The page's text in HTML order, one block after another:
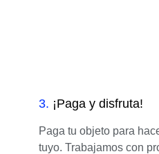
3. ¡Paga y disfruta!
Paga tu objeto para
tuyo. Trabajamos con